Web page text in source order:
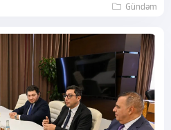
Gündəm